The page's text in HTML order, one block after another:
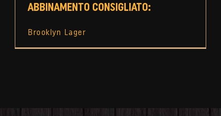
ABBINAMENTO CONSIGLIATO:
Brooklyn Lager